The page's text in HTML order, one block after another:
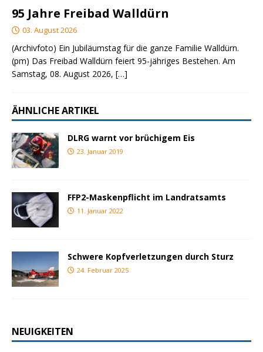
95 Jahre Freibad Walldürn
03. August 2026
(Archivfoto) Ein Jubiläumstag für die ganze Familie Walldürn.
(pm) Das Freibad Walldürn feiert 95-jähriges Bestehen. Am
Samstag, 08. August 2026, […]
ÄHNLICHE ARTIKEL
DLRG warnt vor brüchigem Eis
23. Januar 2019
FFP2-Maskenpflicht im Landratsamts
11. Januar 2022
Schwere Kopfverletzungen durch Sturz
24. Februar 2025
NEUIGKEITEN